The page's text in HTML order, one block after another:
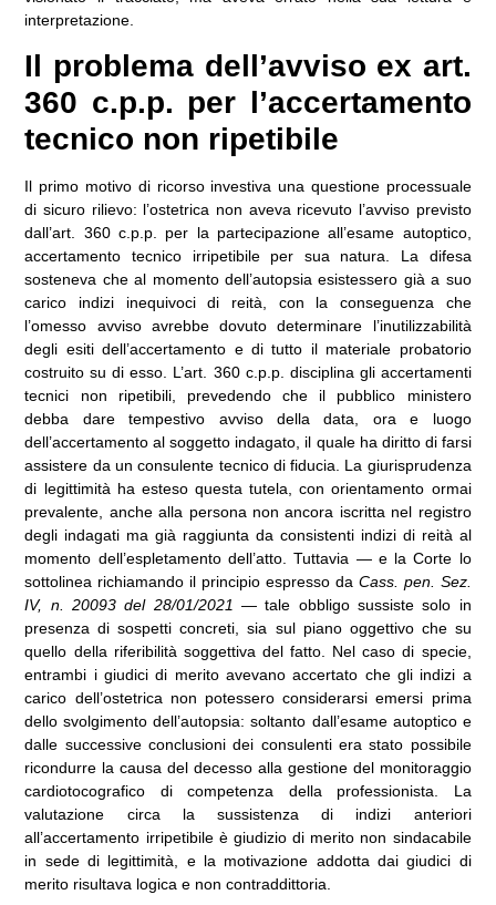
interpretazione.
Il problema dell’avviso ex art.
360 c.p.p. per l’accertamento
tecnico non ripetibile
Il primo motivo di ricorso investiva una questione processuale
di sicuro rilievo: l’ostetrica non aveva ricevuto l’avviso previsto
dall’art. 360 c.p.p. per la partecipazione all’esame autoptico,
accertamento tecnico irripetibile per sua natura. La difesa
sosteneva che al momento dell’autopsia esistessero già a suo
carico indizi inequivoci di reità, con la conseguenza che
l’omesso avviso avrebbe dovuto determinare l’inutilizzabilità
degli esiti dell’accertamento e di tutto il materiale probatorio
costruito su di esso. L’art. 360 c.p.p. disciplina gli accertamenti
tecnici non ripetibili, prevedendo che il pubblico ministero
debba dare tempestivo avviso della data, ora e luogo
dell’accertamento al soggetto indagato, il quale ha diritto di farsi
assistere da un consulente tecnico di fiducia. La giurisprudenza
di legittimità ha esteso questa tutela, con orientamento ormai
prevalente, anche alla persona non ancora iscritta nel registro
degli indagati ma già raggiunta da consistenti indizi di reità al
momento dell’espletamento dell’atto. Tuttavia — e la Corte lo
sottolinea richiamando il principio espresso da Cass. pen. Sez.
IV, n. 20093 del 28/01/2021 — tale obbligo sussiste solo in
presenza di sospetti concreti, sia sul piano oggettivo che su
quello della riferibilità soggettiva del fatto. Nel caso di specie,
entrambi i giudici di merito avevano accertato che gli indizi a
carico dell’ostetrica non potessero considerarsi emersi prima
dello svolgimento dell’autopsia: soltanto dall’esame autoptico e
dalle successive conclusioni dei consulenti era stato possibile
ricondurre la causa del decesso alla gestione del monitoraggio
cardiotocografico di competenza della professionista. La
valutazione circa la sussistenza di indizi anteriori
all’accertamento irripetibile è giudizio di merito non sindacabile
in sede di legittimità, e la motivazione addotta dai giudici di
merito risultava logica e non contraddittoria.